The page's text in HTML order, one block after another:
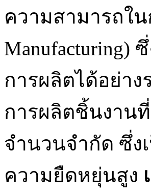
ความสามารถใ
Manufacturing)
การผลิตได้อย่าง
การผลิตชิ้นงาน
จำนวนจำกัด ซึ่ง
ความยืดหยุ่นสูง